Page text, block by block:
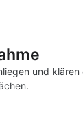
und klären